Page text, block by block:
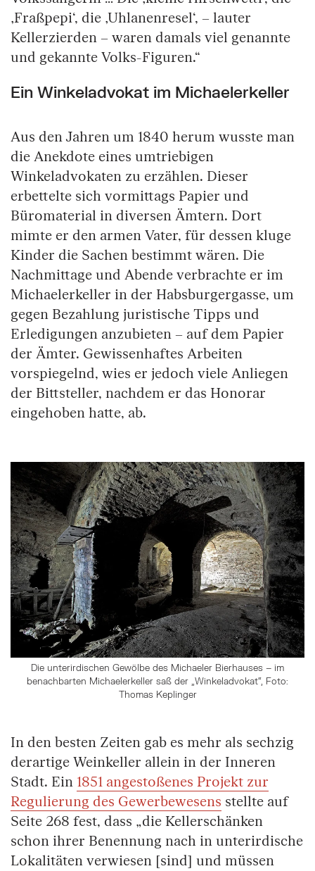
‚Fraßpepi‘, die ‚Uhlanenresel‘, – lauter
Kellerzierden – waren damals viel genannte
und gekannte Volks-Figuren.“
Ein Winkeladvokat im Michaelerkeller
Aus den Jahren um 1840 herum wusste man
die Anekdote eines umtriebigen
Winkeladvokaten zu erzählen. Dieser
erbettelte sich vormittags Papier und
Büromaterial in diversen Ämtern. Dort
mimte er den armen Vater, für dessen kluge
Kinder die Sachen bestimmt wären. Die
Nachmittage und Abende verbrachte er im
Michaelerkeller in der Habsburgergasse, um
gegen Bezahlung juristische Tipps und
Erledigungen anzubieten – auf dem Papier
der Ämter. Gewissenhaftes Arbeiten
vorspiegelnd, wies er jedoch viele Anliegen
der Bittsteller, nachdem er das Honorar
eingehoben hatte, ab.
Die unterirdischen Gewölbe des Michaeler Bierhauses – im
benachbarten Michaelerkeller saß der „Winkeladvokat“, Foto:
Thomas Keplinger
In den besten Zeiten gab es mehr als sechzig
derartige Weinkeller allein in der Inneren
Stadt. Ein 1851 angestoßenes Projekt zur
Regulierung des Gewerbewesens stellte auf
Seite 268 fest, dass „die Kellerschänken
schon ihrer Benennung nach in unterirdische
Lokalitäten verwiesen [sind] und müssen